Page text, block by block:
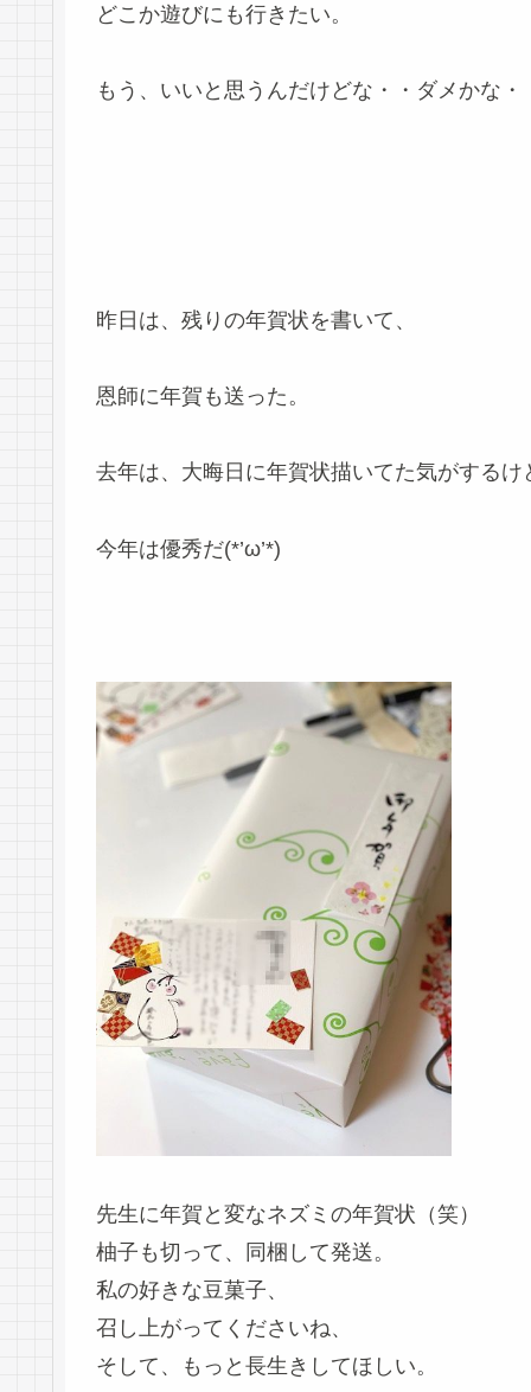
どこか遊びにも行きたい。
もう、いいと思うんだけどな・・ダメかな・
昨日は、残りの年賀状を書いて、
恩師に年賀も送った。
去年は、大晦日に年賀状描いてた気がするけ
今年は優秀だ(*’ω’*)
先生に年賀と変なネズミの年賀状（笑）
柚子も切って、同梱して発送。
私の好きな豆菓子、
召し上がってくださいね、
そして、もっと長生きしてほしい。